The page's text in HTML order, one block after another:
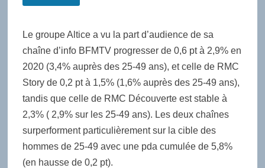
Le groupe Altice a vu la part d’audience de sa
chaîne d’info BFMTV progresser de 0,6 pt à 2,9% en
2020 (3,4% auprès des 25-49 ans), et celle de RMC
Story de 0,2 pt à 1,5% (1,6% auprès des 25-49 ans),
tandis que celle de RMC Découverte est stable à
2,3% ( 2,9% sur les 25-49 ans). Les deux chaînes
surperforment particulièrement sur la cible des
hommes de 25-49 avec une pda cumulée de 5,8%
(en hausse de 0,2 pt).